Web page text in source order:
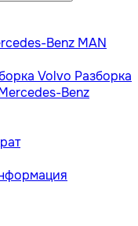
Benz MAN
Volvo Разборка
Benz